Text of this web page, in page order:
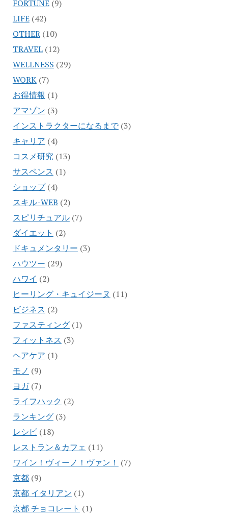
FORTUNE(9)
LIFE(42)
OTHER(10)
TRAVEL(12)
WELLNESS (29)
WORK(7)
お得情報 (1)
アマゾン (3)
インストラクターになるまで(3)
キャリア (4)
コスメ研究(13)
サスペンス (1)
ショップ(4)
スキル-WEB (2)
スピリチュアル(7)
ダイエット (2)
ドキュメンタリー (3)
ハウツー (29)
ハワイ (2)
ヒーリング・キュイジーヌ (11)
ビジネス (2)
ファスティング(1)
フィットネス (3)
ヘアケア (1)
モノ (9)
ヨガ(7)
ライフハック (2)
ランキング(3)
レシピ(18)
レストラン＆カフェ (11)
ワイン！ヴィーノ！ヴァン！ (7)
京都(9)
京都 イタリアン (1)
京都 チョコレート (1)